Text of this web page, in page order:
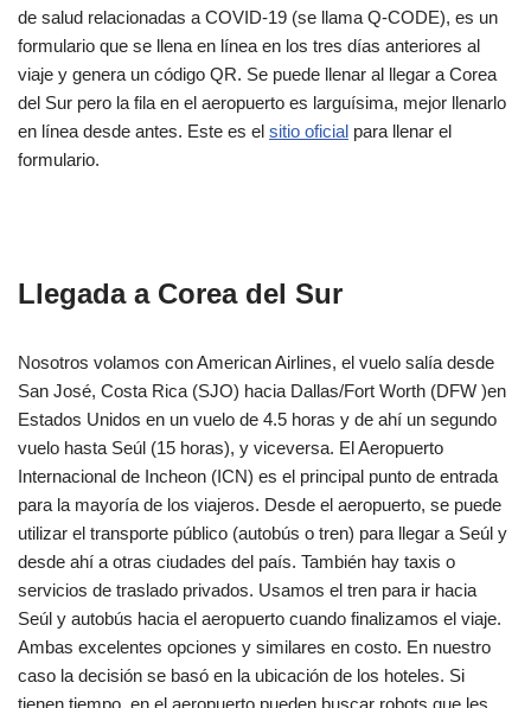
de salud relacionadas a COVID-19 (se llama Q-CODE), es un
formulario que se llena en línea en los tres días anteriores al
viaje y genera un código QR. Se puede llenar al llegar a Corea
del Sur pero la fila en el aeropuerto es larguísima, mejor llenarlo
en línea desde antes. Este es el sitio oficial para llenar el
formulario.
Llegada a Corea del Sur
Nosotros volamos con American Airlines, el vuelo salía desde
San José, Costa Rica (SJO) hacia Dallas/Fort Worth (DFW )en
Estados Unidos en un vuelo de 4.5 horas y de ahí un segundo
vuelo hasta Seúl (15 horas), y viceversa. El Aeropuerto
Internacional de Incheon (ICN) es el principal punto de entrada
para la mayoría de los viajeros. Desde el aeropuerto, se puede
utilizar el transporte público (autobús o tren) para llegar a Seúl y
desde ahí a otras ciudades del país. También hay taxis o
servicios de traslado privados. Usamos el tren para ir hacia
Seúl y autobús hacia el aeropuerto cuando finalizamos el viaje.
Ambas excelentes opciones y similares en costo. En nuestro
caso la decisión se basó en la ubicación de los hoteles. Si
tienen tiempo, en el aeropuerto pueden buscar robots que les